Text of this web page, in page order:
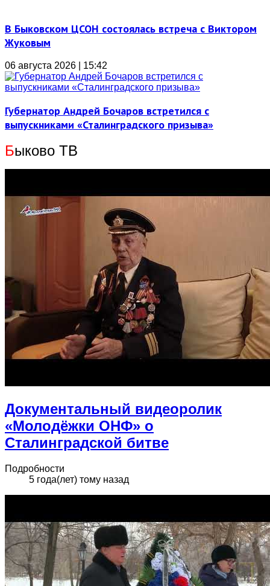
В Быковском ЦСОН состоялась встреча с Виктором
Жуковым
06 августа 2026 | 15:42
Губернатор Андрей Бочаров встретился с
выпускниками «Сталинградского призыва»
Быково ТВ
Документальный видеоролик
«Молодёжки ОНФ» о
Сталинградской битве
Подробности
5 года(лет) тому назад